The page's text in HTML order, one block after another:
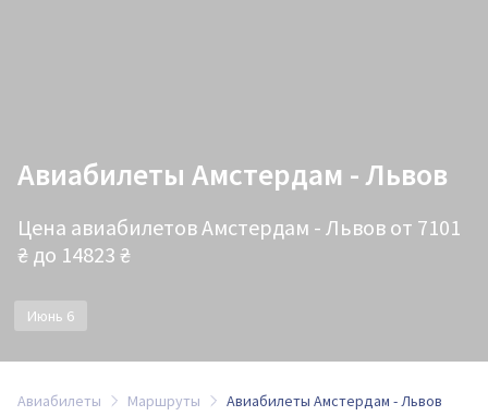
Авиабилеты Амстердам - Львов
Цена авиабилетов Амстердам - Львов от 7101
₴ до 14823 ₴
Июнь 6
Авиабилеты Маршруты Авиабилеты Амстердам - Львов